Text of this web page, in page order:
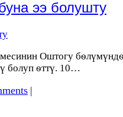
ээ болушту
Оштогу
болуп ѳттү. 10…